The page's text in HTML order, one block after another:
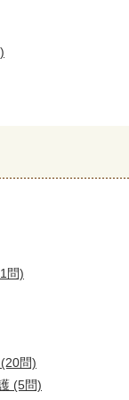
問)
問)
(5問)